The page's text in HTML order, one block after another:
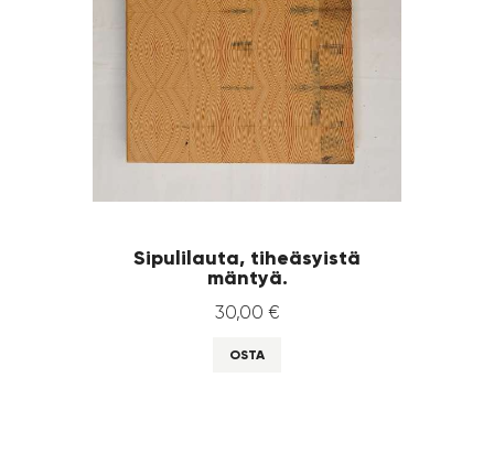
Sipulilauta, tiheäsyistä
mäntyä.
30,00 €
OSTA